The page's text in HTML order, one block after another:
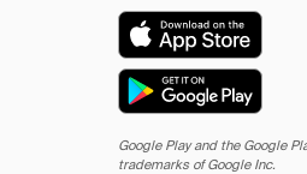
Google Play and the Google
trademarks of Google Inc.